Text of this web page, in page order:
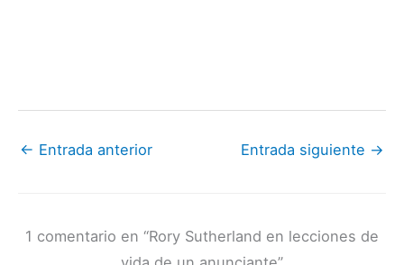
← Entrada anterior Entrada siguiente →
1 comentario en “Rory Sutherland en lecciones de